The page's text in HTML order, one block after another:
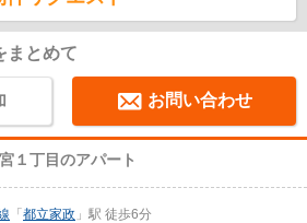
まとめて
お問い合わせ
１丁目のアパート
「 都立家政 」駅 徒歩6分